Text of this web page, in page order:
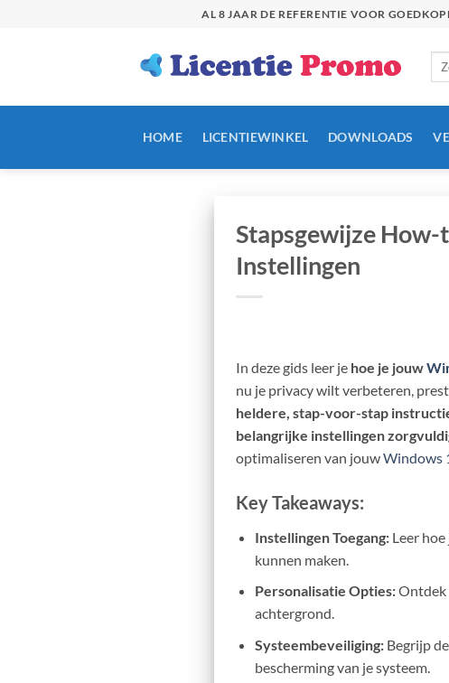
AL 8 JAAR DE REFERENTIE VOOR
HOME LICENTIEWINKEL DOWNLOADS
Stapsgewijze How-
Instellingen
In deze gids leer je hoe je jouw
nu je privacy wilt verbeteren,
heldere, stap-voor-stap
belangrijke instellingen
optimaliseren van jouwWindows
Key Takeaways:
Instellingen Toegang:Leer hoe
kunnen maken.
Personalisatie Opties:Ontdek
achtergrond.
Systeembeveiliging:Begrijp
bescherming van je systeem.